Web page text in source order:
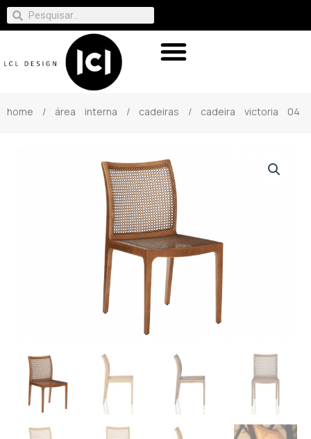
home / área interna / cadeiras / cadeira victoria 04